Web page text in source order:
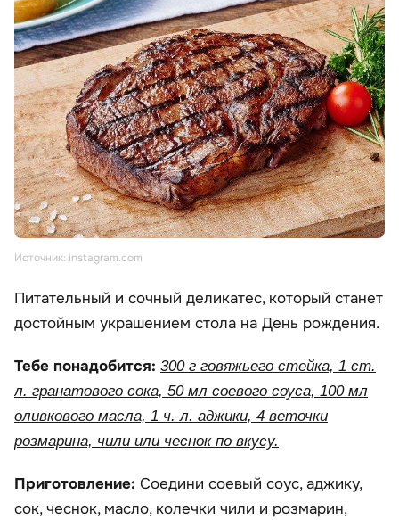
Источник: instagram.com
Питательный и сочный деликатес, который станет
достойным украшением стола на День рождения.
Тебе понадобится: 300 г говяжьего стейка, 1 ст.
л. гранатового сока, 50 мл соевого соуса, 100 мл
оливкового масла, 1 ч. л. аджики, 4 веточки
розмарина, чили или чеснок по вкусу.
Приготовление: Соедини соевый соус, аджику,
сок, чеснок, масло, колечки чили и розмарин,